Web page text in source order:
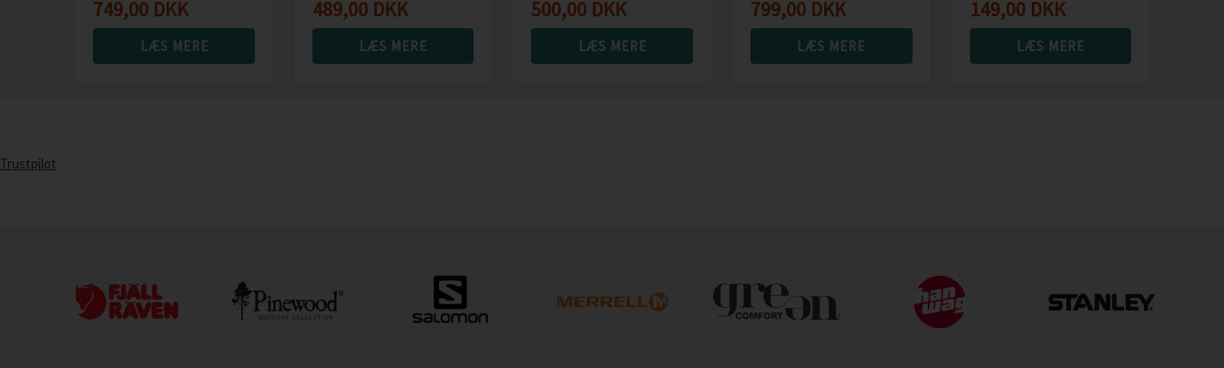
749,00 DKK
LÆS MERE
489,00 DKK
LÆS MERE
500,00 DKK
LÆS MERE
799,00 DKK
LÆS MERE
149,00 DKK
LÆS MERE
Trustpilot